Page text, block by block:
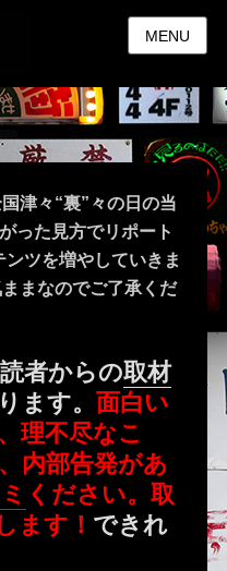
MENU
津々“裏”々の日の当
った見方でリポート
ツを増やしていきま
まなのでご了承くだ
者からの取材
ます。面白い
理不尽なこ
内部告発があ
ください。取
ます！ できれ